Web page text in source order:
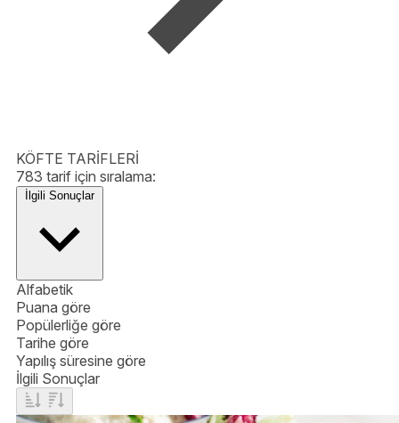
KÖFTE TARİFLERİ
783 tarif için sıralama:
İlgili Sonuçlar
Alfabetik
Puana göre
Popülerliğe göre
Tarihe göre
Yapılış süresine göre
İlgili Sonuçlar